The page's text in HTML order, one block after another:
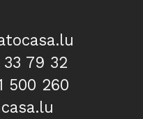
79 32
500 260